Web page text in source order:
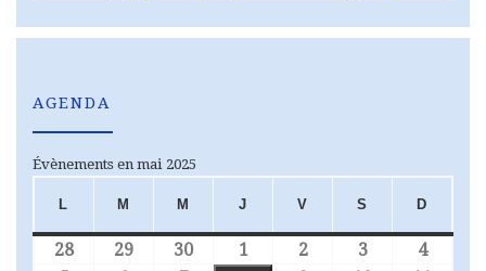
AGENDA
Évènements en mai 2025
L LUNDIM MARDI
M MERCREDI
J JEUDIV VENDREDI
S SAMEDI
D
28 28 avril 2025
29 29 avril 2025
30 30 avril 2025
1 1 mai 2025
2 2 mai 2025
3 3 mai 2025
44 mai